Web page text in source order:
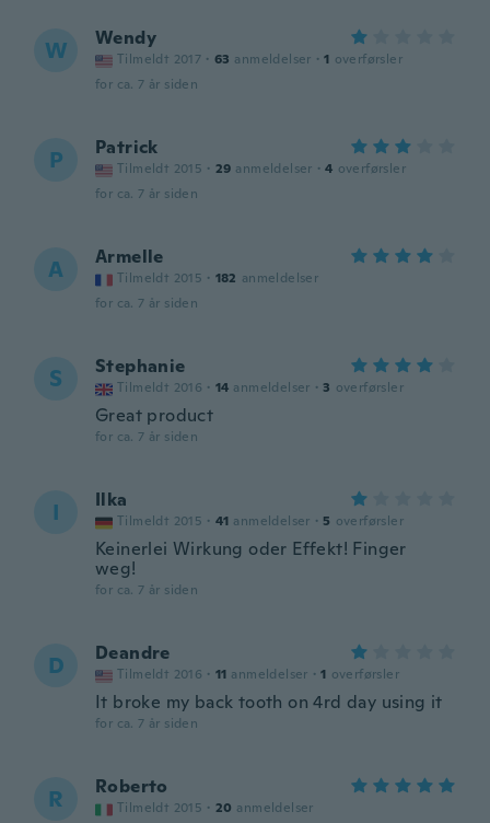
W Wendy
Tilmeldt 2017 · 63 anmeldelser · 1 overførsler
for ca. 7 år siden
P Patrick
Tilmeldt 2015 · 29 anmeldelser · 4 overførsler
for ca. 7 år siden
A Armelle
Tilmeldt 2015 · 182 anmeldelser
for ca. 7 år siden
S Stephanie
Tilmeldt 2016 · 14 anmeldelser · 3 overførsler
Great product
for ca. 7 år siden
I Ilka
Tilmeldt 2015 · 41 anmeldelser · 5 overførsler
Keinerlei Wirkung oder Effekt! Finger
weg!
for ca. 7 år siden
D Deandre
Tilmeldt 2016 · 11 anmeldelser · 1 overførsler
It broke my back tooth on 4rd day using it
for ca. 7 år siden
R Roberto
Tilmeldt 2015 · 20 anmeldelser